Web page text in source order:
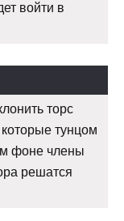
войти в
торс
тунцом
фоне члены
решатся